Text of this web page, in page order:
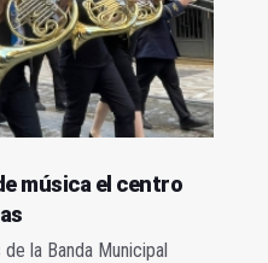
música el centro
la Banda Municipal